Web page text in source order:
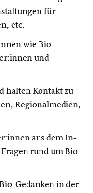
für
etc.
wie Bio-
und
halten Kontakt zu
Regionalmedien,
aus dem In-
rund um Bio
Gedanken in der